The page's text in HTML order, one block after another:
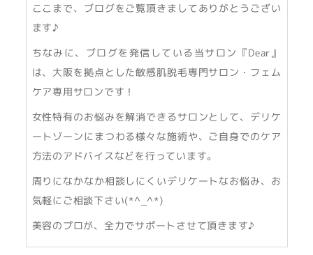
ここまで、ブログをご覧頂きましてありがとうござい
ます♪
ちなみに、ブログを発信している当サロン『Dear』
は、大阪を拠点とした敏感肌脱毛専門サロン・フェム
ケア専用サロンです！
女性特有のお悩みを解消できるサロンとして、デリケ
ートゾーンにまつわる様々な施術や、ご自身でのケア
方法のアドバイスなどを行っています。
周りになかなか相談しにくいデリケートなお悩み、お
気軽にご相談下さい(*^_^*)
美容のプロが、全力でサポートさせて頂きます♪